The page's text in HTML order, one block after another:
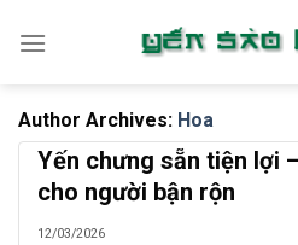
Author Archives: Hoa
Yến chưng sẵn tiện lợi
cho người bận rộn
12/03/2026